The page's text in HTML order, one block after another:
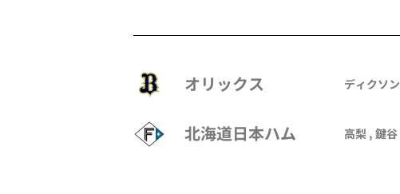
オリックス ディクソン
北海道日本ハム 高梨 , 鍵谷